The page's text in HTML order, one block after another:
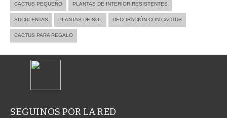
CACTUS PEQUEÑO PLANTAS DE INTERIOR RESISTENTES
SUCULENTAS PLANTAS DE SOL DECORACIÓN CON CACTUS
CACTUS PARA REGALO
SEGUINOS POR LA RED